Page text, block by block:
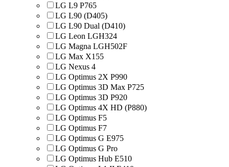
LG L9 P765
LG L90 (D405)
LG L90 Dual (D410)
LG Leon LGH324
LG Magna LGH502F
LG Max X155
LG Nexus 4
LG Optimus 2X P990
LG Optimus 3D Max P725
LG Optimus 3D P920
LG Optimus 4X HD (P880)
LG Optimus F5
LG Optimus F7
LG Optimus G E975
LG Optimus G Pro
LG Optimus Hub E510